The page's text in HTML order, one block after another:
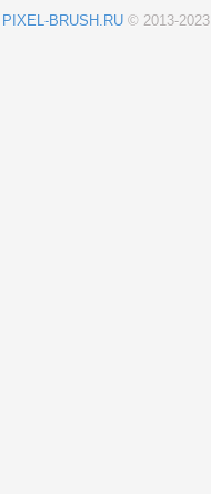
PIXEL-BRUSH.RU © 2013-